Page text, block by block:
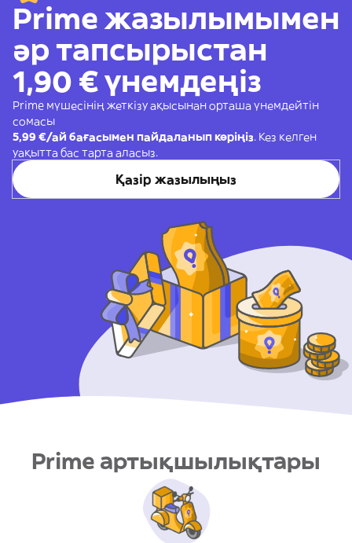
Prime жазылымымен
әр тапсырыстан
1,90 € үнемдеңіз
Prime мүшесінің жеткізу ақысынан орташа үнемдейтін
сомасы
5,99 €/ай бағасымен пайдаланып көріңіз. Кез келген
уақытта бас тарта аласыз.
Қазір жазылыңыз
Prime артықшылықтары